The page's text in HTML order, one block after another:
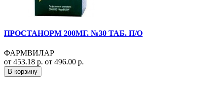
ПРОСТАНОРМ 200МГ. №30 ТАБ. П/О
ФАРМВИЛАР
от 453.18 р. от 496.00 р.
В корзину